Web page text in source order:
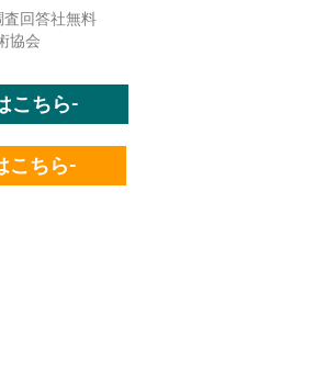
査回答社無料
協会
はこちら-
はこちら-